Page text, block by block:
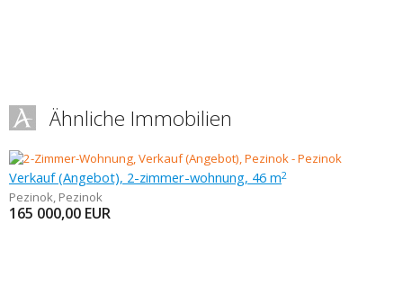
Ähnliche Immobilien
Verkauf (Angebot), 2-zimmer-wohnung, 46 m2
Pezinok, Pezinok
165 000,00 EUR